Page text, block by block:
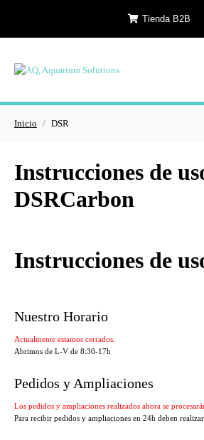
Tienda B2B
Inicio DSR
Instrucciones de
DSRCarbon
Instrucciones de
Nuestro Horario
Actualmente estamos cerrados.
Abrimos de L-V de 8:30-17h
Pedidos y Ampliaciones
Los pedidos y ampliaciones realizados ahora se
Para recibir pedidos y ampliaciones en 24h deben